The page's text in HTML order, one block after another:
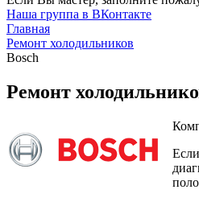
Наша группа в ВКонтакте
Главная
Ремонт холодильников
Bosch
Ремонт